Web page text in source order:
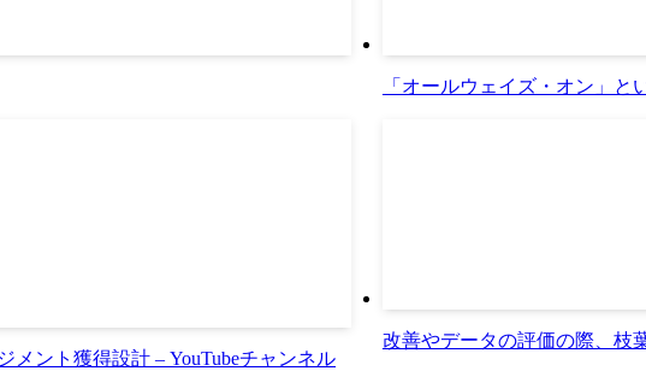
「オールウェイズ・オン」
ント獲得設計 – YouTubeチャンネル
改善やデータの評価の際、枝